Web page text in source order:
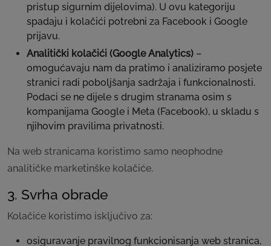
pristup sigurnim dijelovima). U ovu kategoriju
spadaju i kolačići potrebni za Facebook i Google
prijavu.
Analitički kolačići (Google Analytics) –
omogućavaju nam da pratimo i analiziramo posjete
stranici radi poboljšanja sadržaja i funkcionalnosti.
Podaci se ne dijele s drugim stranama osim s
kompanijama Google i Meta (Facebook), u skladu s
njihovim pravilima privatnosti.
Na web stranicama koristimo samo neophodne
analitičke marketinške kolačiće.
3. Svrha obrade
Kolačiće koristimo isključivo za:
osiguravanje pravilnog funkcionisanja web stranica,